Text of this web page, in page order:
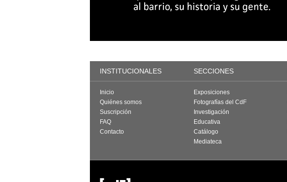
INSTITUCIONALES SECCIONES
Inicio
Quiénes somos
Suscripción
FAQ
Contacto
Exposiciones
Fotografías del CdF
Investigación
Educativa
Catálogo
Mediateca